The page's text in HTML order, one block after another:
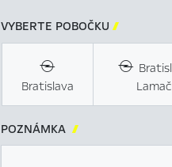
VYBERTE POBOČKU 
Bratislava
Lamač
POZNÁMKA 